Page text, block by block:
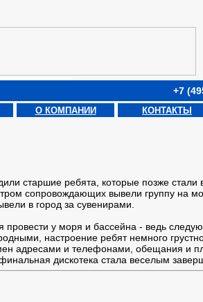
+7
О КОМПАНИИ КОНТАКТЫ
старшие ребята, которые позже
сопровождающих вывели группу на
в город за сувенирами.
у моря и бассейна - ведь
настроение ребят немного
адресами и телефонами, обещания и
дискотека стала веселым